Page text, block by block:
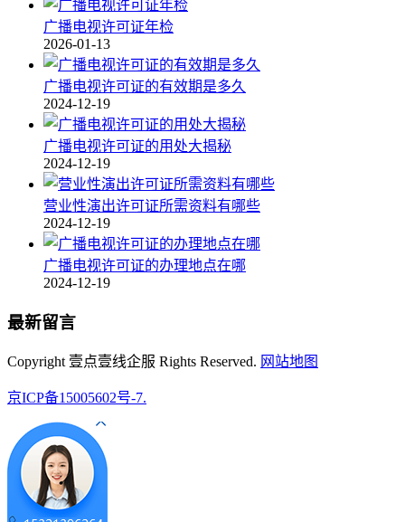
广播电视许可证年检
2026-01-13
广播电视许可证的有效期是多久
2024-12-19
广播电视许可证的用处大揭秘
2024-12-19
营业性演出许可证所需资料有哪些
2024-12-19
广播电视许可证的办理地点在哪
2024-12-19
最新留言
Copyright 壹点壹线企服 Rights Reserved. 网站地图
京ICP备15005602号-7.